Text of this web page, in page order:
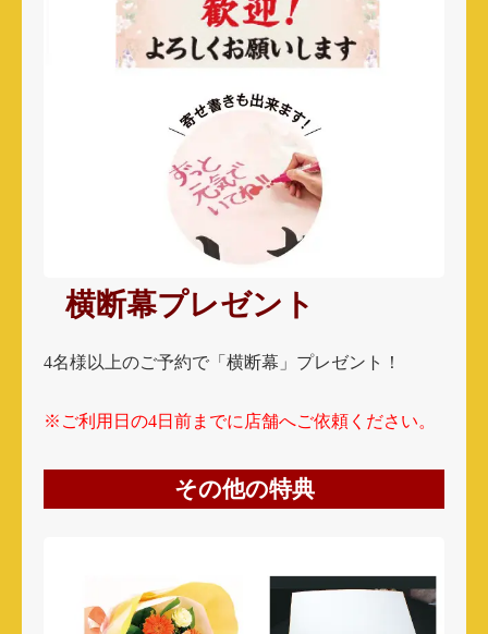
横断幕プレゼント
4名様以上のご予約で 「横断幕」 プレゼント！
※ご利用日の4日前までに店舗へご依頼ください。
その他の特典